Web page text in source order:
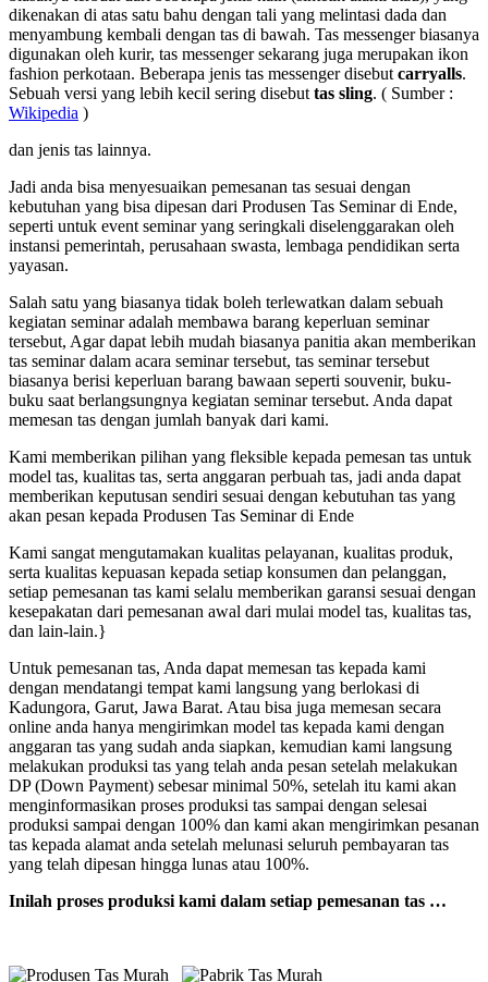
dikenakan di atas satu bahu dengan tali yang melintasi dada dan
menyambung kembali dengan tas di bawah. Tas messenger biasanya
digunakan oleh kurir, tas messenger sekarang juga merupakan ikon
fashion perkotaan. Beberapa jenis tas messenger disebut carryalls.
Sebuah versi yang lebih kecil sering disebut tas sling. ( Sumber :
Wikipedia )
dan jenis tas lainnya.
Jadi anda bisa menyesuaikan pemesanan tas sesuai dengan
kebutuhan yang bisa dipesan dari Produsen Tas Seminar di Ende,
seperti untuk event seminar yang seringkali diselenggarakan oleh
instansi pemerintah, perusahaan swasta, lembaga pendidikan serta
yayasan.
Salah satu yang biasanya tidak boleh terlewatkan dalam sebuah
kegiatan seminar adalah membawa barang keperluan seminar
tersebut, Agar dapat lebih mudah biasanya panitia akan memberikan
tas seminar dalam acara seminar tersebut, tas seminar tersebut
biasanya berisi keperluan barang bawaan seperti souvenir, buku-
buku saat berlangsungnya kegiatan seminar tersebut. Anda dapat
memesan tas dengan jumlah banyak dari kami.
Kami memberikan pilihan yang fleksible kepada pemesan tas untuk
model tas, kualitas tas, serta anggaran perbuah tas, jadi anda dapat
memberikan keputusan sendiri sesuai dengan kebutuhan tas yang
akan pesan kepada Produsen Tas Seminar di Ende
Kami sangat mengutamakan kualitas pelayanan, kualitas produk,
serta kualitas kepuasan kepada setiap konsumen dan pelanggan,
setiap pemesanan tas kami selalu memberikan garansi sesuai dengan
kesepakatan dari pemesanan awal dari mulai model tas, kualitas tas,
dan lain-lain.}
Untuk pemesanan tas, Anda dapat memesan tas kepada kami
dengan mendatangi tempat kami langsung yang berlokasi di
Kadungora, Garut, Jawa Barat. Atau bisa juga memesan secara
online anda hanya mengirimkan model tas kepada kami dengan
anggaran tas yang sudah anda siapkan, kemudian kami langsung
melakukan produksi tas yang telah anda pesan setelah melakukan
DP (Down Payment) sebesar minimal 50%, setelah itu kami akan
menginformasikan proses produksi tas sampai dengan selesai
produksi sampai dengan 100% dan kami akan mengirimkan pesanan
tas kepada alamat anda setelah melunasi seluruh pembayaran tas
yang telah dipesan hingga lunas atau 100%.
Inilah proses produksi kami dalam setiap pemesanan tas …